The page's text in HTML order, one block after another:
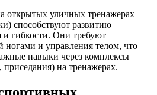
открытых уличных тренажерах
способствуют развитию
и гибкости. Они требуют
и управления телом, что
навыки через комплексы
на тренажерах.